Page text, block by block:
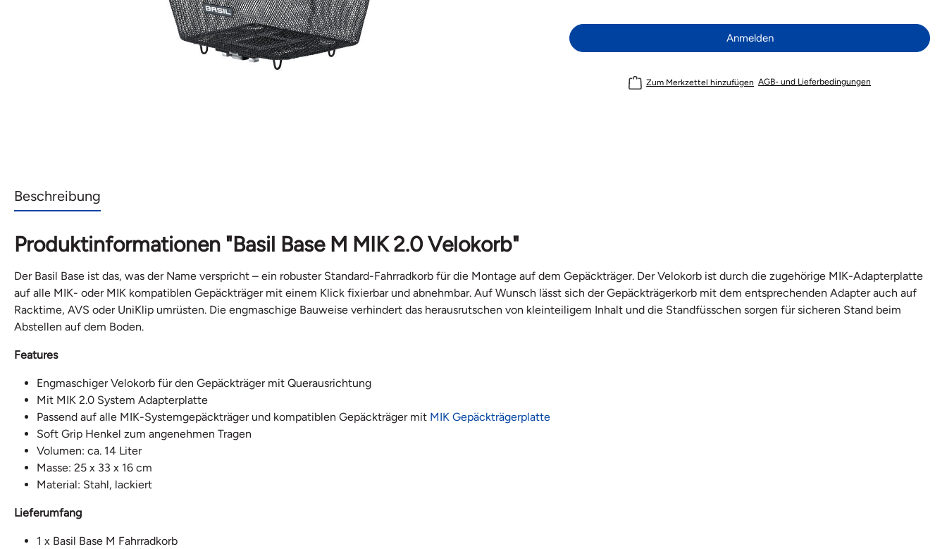
Anmelden
Zum Merkzettel hinzufügen AGB- und Lieferbedingungen
Beschreibung
Produktinformationen "Basil Base M MIK 2.0 Velokorb"
Der Basil Base ist das, was der Name verspricht – ein robuster Standard-Fahrradkorb für die Montage auf dem Gepäckträger. Der Velokorb ist durch die zugehörige MIK-Adapterplatte
auf alle MIK- oder MIK kompatiblen Gepäckträger mit einem Klick fixierbar und abnehmbar. Auf Wunsch lässt sich der Gepäckträgerkorb mit dem entsprechenden Adapter auch auf
Racktime, AVS oder UniKlip umrüsten. Die engmaschige Bauweise verhindert das herausrutschen von kleinteiligem Inhalt und die Standfüsschen sorgen für sicheren Stand beim
Abstellen auf dem Boden.
Features
Engmaschiger Velokorb für den Gepäckträger mit Querausrichtung
Mit MIK 2.0 System Adapterplatte
Passend auf alle MIK-Systemgepäckträger und kompatiblen Gepäckträger mit MIK Gepäckträgerplatte
Soft Grip Henkel zum angenehmen Tragen
Volumen: ca. 14 Liter
Masse: 25 x 33 x 16 cm
Material: Stahl, lackiert
Lieferumfang
1 x Basil Base M Fahrradkorb